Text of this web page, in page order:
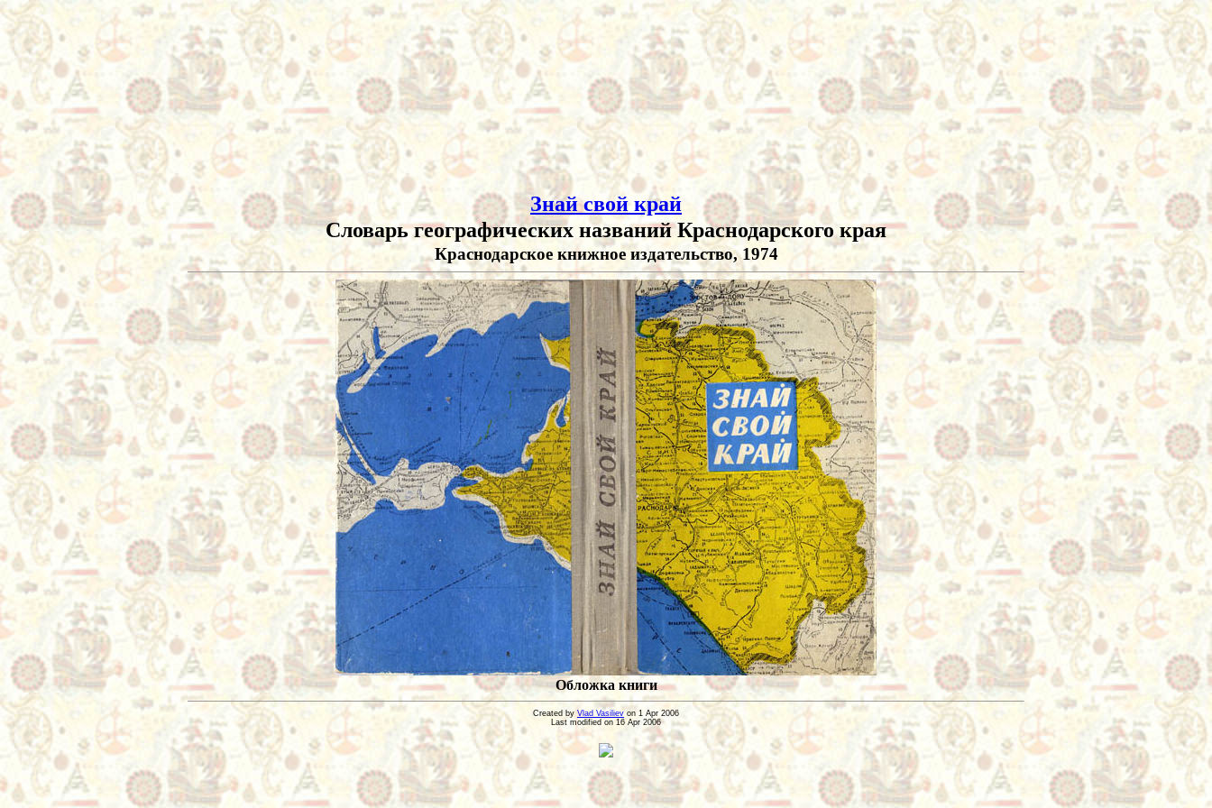
Знай свой край
Словарь географических названий Краснодарского края
Краснодарское книжное издательство, 1974
Обложка книги
Created by Vlad Vasiliev on 1 Apr 2006
Last modified on 16 Apr 2006